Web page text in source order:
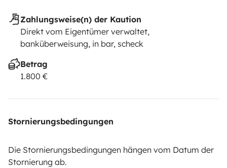
Zahlungsweise(n) der Kaution
Direkt vom Eigentümer verwaltet,
banküberweisung, in bar, scheck
Betrag
1.800 €
Stornierungsbedingungen
Die Stornierungsbedingungen hängen vom Datum der
Stornierung ab.